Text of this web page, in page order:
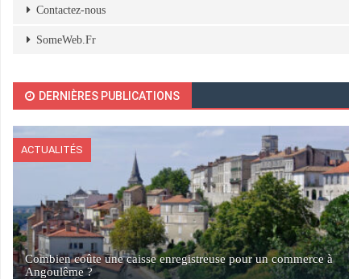
Contactez-nous
SomeWeb.Fr
DERNIÈRES PUBLICATIONS
ACTUALITÉS
Combien coûte une caisse enregistreuse pour un commerce à
Angoulême ?